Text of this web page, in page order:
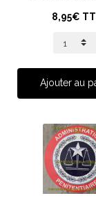
8,95€
Ajouter au